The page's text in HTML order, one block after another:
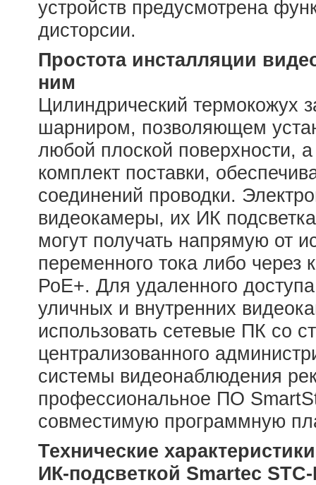
устройств предусмотрена
дисторсии.
Простота инсталляции
ним
Цилиндрический термокожух
шарниром, позволяющем
любой плоской поверхности,
комплект поставки,
соединений проводки.
видеокамеры, их ИК
могут получать напрямую от
переменного тока либо через
РоЕ+. Для удаленного
уличных и внутренних
использовать сетевые ПК со
централизованного
системы видеонаблюдения
профессиональное ПО
совместимую программную
Технические
ИК-подсветкой Smartec